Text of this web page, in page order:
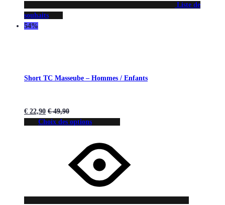
Liste de
souhaits
54%
Short TC Masseube – Hommes / Enfants
€ 22,90 €49,90
Choix des options